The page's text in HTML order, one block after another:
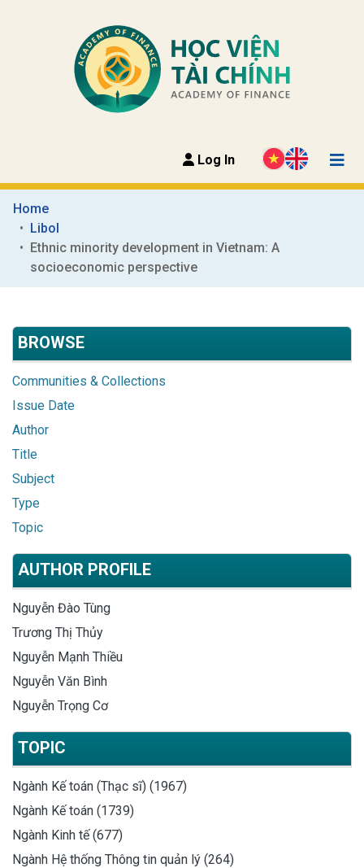
Log In
Home
Libol
Ethnic minority development in Vietnam: A
socioeconomic perspective
BROWSE
Communities & Collections
Issue Date
Author
Title
Subject
Type
Topic
AUTHOR PROFILE
Nguyễn Đào Tùng
Trương Thị Thủy
Nguyễn Mạnh Thiều
Nguyễn Văn Bình
Nguyễn Trọng Cơ
TOPIC
Ngành Kế toán (Thạc sĩ) (1967)
Ngành Kế toán (1739)
Ngành Kinh tế (677)
Ngành Hệ thống Thông tin quản lý (264)